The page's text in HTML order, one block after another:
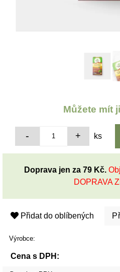
Můžete mít
ks
Doprava jen za 79 Kč.
DOPRAVA
Přidat do oblíbených
Výrobce:
Cena s DPH: